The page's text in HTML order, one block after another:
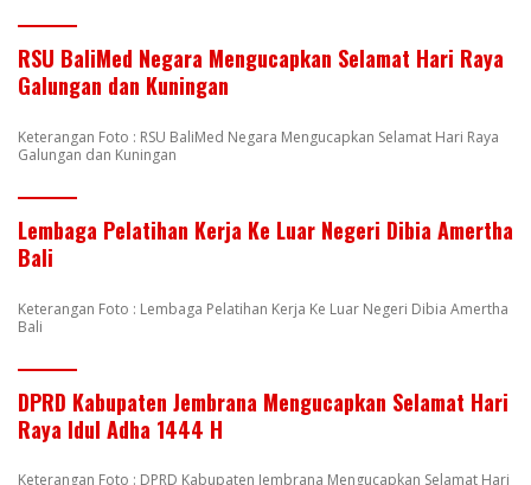
RSU BaliMed Negara Mengucapkan Selamat Hari Raya
Galungan dan Kuningan
Keterangan Foto : RSU BaliMed Negara Mengucapkan Selamat Hari Raya
Galungan dan Kuningan
Lembaga Pelatihan Kerja Ke Luar Negeri Dibia Amertha
Bali
Keterangan Foto : Lembaga Pelatihan Kerja Ke Luar Negeri Dibia Amertha
Bali
DPRD Kabupaten Jembrana Mengucapkan Selamat Hari
Raya Idul Adha 1444 H
Keterangan Foto : DPRD Kabupaten Jembrana Mengucapkan Selamat Hari